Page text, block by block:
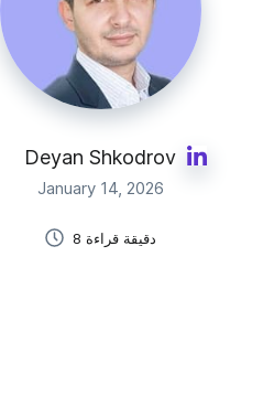
دعم العملاء
Deyan Shkodrov
January 14, 2026
8 دقيقة قراءة